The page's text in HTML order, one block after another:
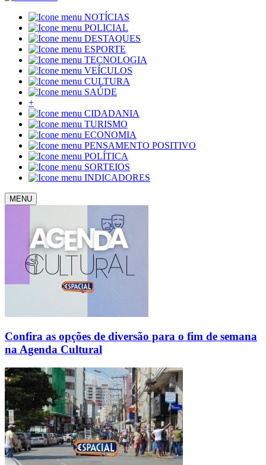
NOTÍCIAS
POLICIAL
DESTAQUES
ESPORTE
TECNOLOGIA
VEÍCULOS
CULTURA
SAÚDE
+
CIDADANIA
TURISMO
ECONOMIA
PENSAMENTO POSITIVO
POLÍTICA
SORTEIOS
INDICADORES
MENU
Confira as opções de diversão para o fim de semana
na Agenda Cultural